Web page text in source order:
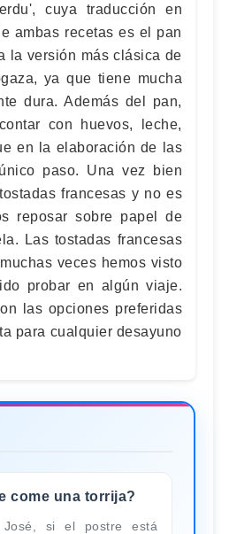
cuya traducción en
ambas recetas es el pan
la versión más clásica de
ya que tiene mucha
dura. Además del pan,
con huevos, leche,
en la elaboración de las
paso. Una vez bien
francesas y no es
reposar sobre papel de
Las tostadas francesas
veces hemos visto
probar en algún viaje.
las opciones preferidas
para cualquier desayuno
come una torrija?
José, si el postre está